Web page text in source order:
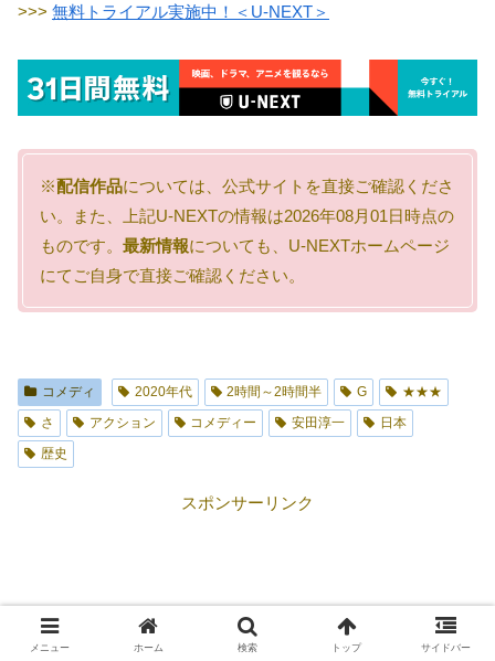
>>> 無料トライアル実施中！＜U-NEXT＞
※配信作品については、公式サイトを直接ご確認くださ
い。また、上記U-NEXTの情報は2026年08月01日時点の
ものです。 最新情報についても、U-NEXTホームページ
にてご自身で直接ご確認ください。
コメディ 2020年代 2時間～2時間半 G
★★★
さ
アクション コメディー 安田淳一
日本
歴史
スポンサーリンク
メニュー ホーム 検索 トップ サイドバー